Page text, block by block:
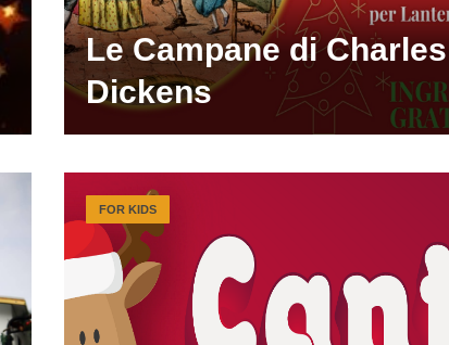
Le Campane di Charles
Dickens
FOR KIDS